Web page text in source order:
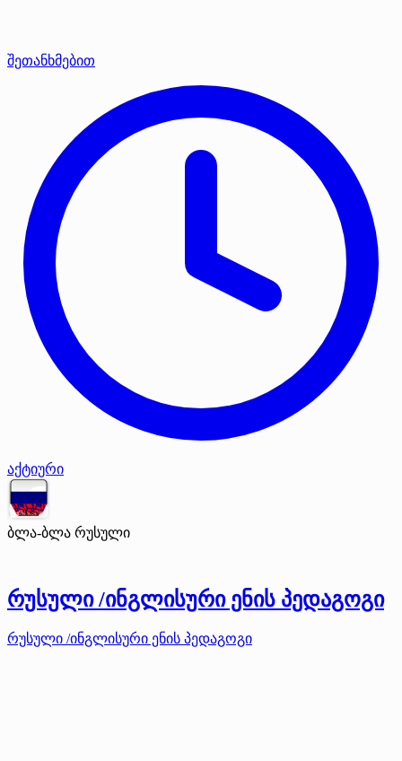
შეთანხმებით
აქტიური
ბლა-ბლა რუსული
რუსული /ინგლისური ენის პედაგოგი
რუსული /ინგლისური ენის პედაგოგი